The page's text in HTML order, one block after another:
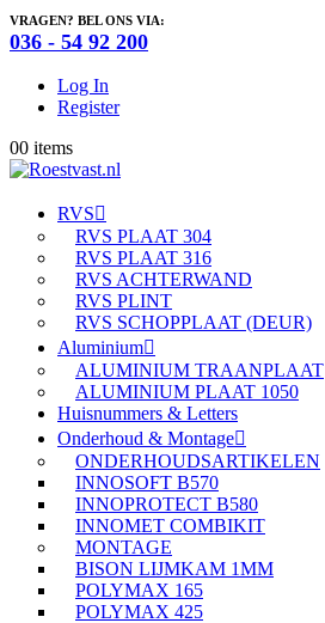
VRAGEN? BEL ONS VIA:
036 - 54 92 200
Log In
Register
00 items
RVS
RVS PLAAT 304
RVS PLAAT 316
RVS ACHTERWAND
RVS PLINT
RVS SCHOPPLAAT (DEUR)
Aluminium
ALUMINIUM TRAANPLAAT
ALUMINIUM PLAAT 1050
Huisnummers & Letters
Onderhoud & Montage
ONDERHOUDSARTIKELEN
INNOSOFT B570
INNOPROTECT B580
INNOMET COMBIKIT
MONTAGE
BISON LIJMKAM 1MM
POLYMAX 165
POLYMAX 425